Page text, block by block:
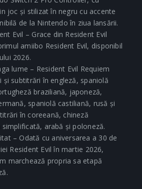
joc și stilizat în negru cu accente
de la Nintendo în ziua lansării.
Evil – Grace din Resident Evil
amiibo Resident Evil, disponibil
2026.
lume – Resident Evil Requiem
și subtitrări în engleză, spaniolă
braziliană, japoneză,
spaniolă castiliană, rusă și
în coreeană, chineză
arabă și poloneză.
– Odată cu aniversarea a 30 de
Resident Evil în martie 2026,
marchează propria sa etapă